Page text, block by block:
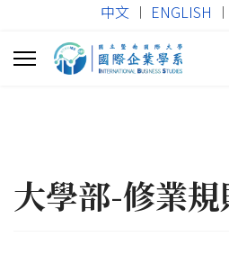
中文 ︱ ENGLISH ︱
大學部-修業規